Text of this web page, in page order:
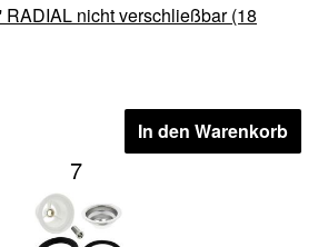
nicht verschließbar (18
In den Warenkorb
7